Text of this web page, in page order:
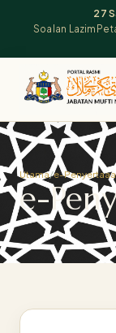
27
Soalan Lazim
Utama/e-
e-